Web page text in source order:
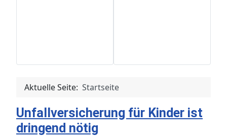
Aktuelle Seite: Startseite
Unfallversicherung für Kinder ist
dringend nötig